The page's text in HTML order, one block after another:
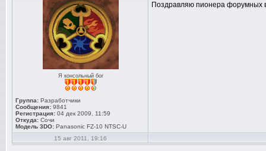
Я консольный бог
Группа: Разработчики
Сообщения: 9841
Регистрация: 04 дек 2009, 11:59
Откуда: Сочи
Модель 3DO: Panasonic FZ-10 NTSC-U
Поздравляю пионера форумных
15 авг 2011, 19:16